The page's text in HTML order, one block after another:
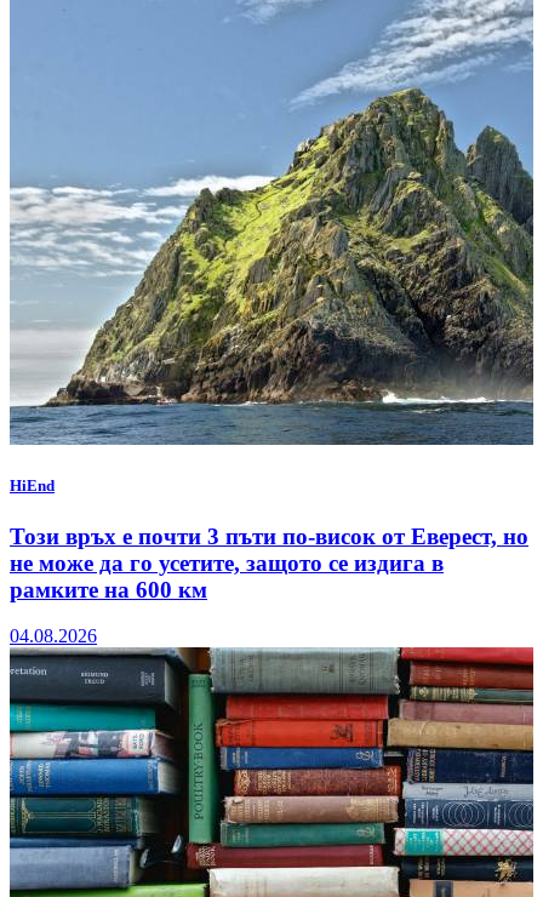
HiEnd
Този връх е почти 3 пъти по-висок от Еверест, но
не може да го усетите, защото се издига в
рамките на 600 км
04.08.2026